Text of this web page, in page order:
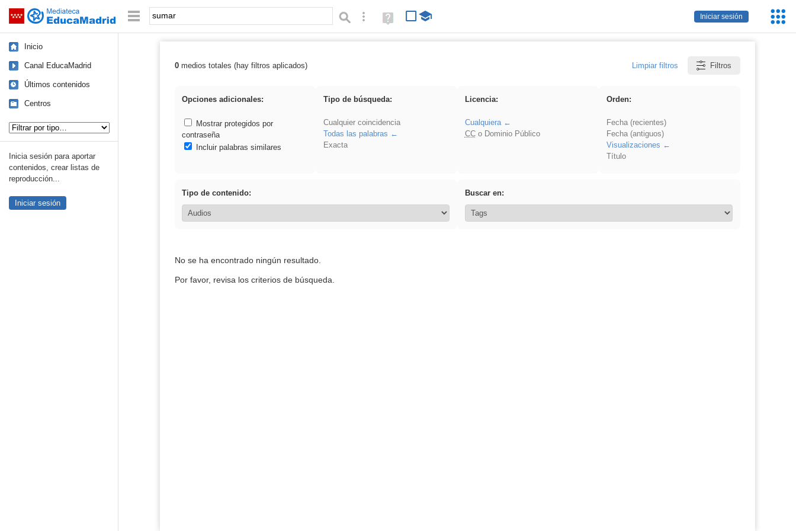
Saltar navegación
Iniciar sesión
Palabra o frase: Búsqueda avanzada
Ayuda
(en
Inicio
Canal EducaMadrid
Últimos contenidos
Centros
Inicia sesión para aportar
contenidos, crear listas de
reproducción...
Iniciar sesión
Resultados de: sumar
0medios totales (hay filtros aplicados) Limpiar filtros Filtros
Opciones adicionales:
Mostrar protegidos por
contraseña
Incluir palabras similares
Tipo de búsqueda:
Cualquier coincidencia
Todas las palabras
Exacta
Licencia:
Cualquiera
CCo Dominio Público
Orden:
Fecha (recientes)
Fecha (antiguos)
Visualizaciones
Título
Tipo de contenido: Buscar en:
No se ha encontrado ningún resultado.
Por favor, revisa los criterios de búsqueda.